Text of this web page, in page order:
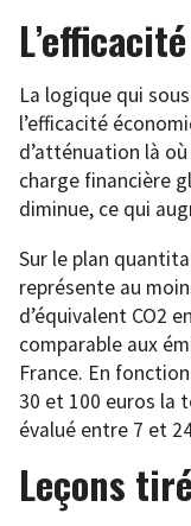
La logique qui
l’efficacité
d’atténuation là
charge financière
diminue, ce qui
Sur le plan
représente au
d’équivalent CO2
comparable aux
France. En
30 et 100 euros la
évalué entre 7 et
Leçons